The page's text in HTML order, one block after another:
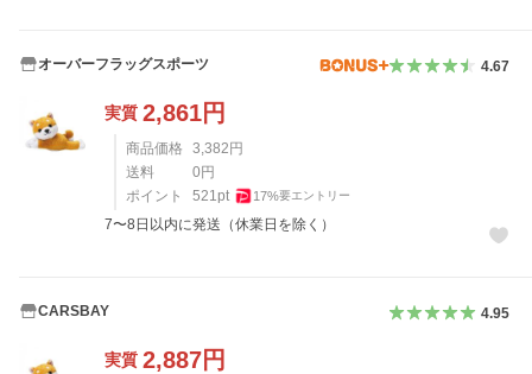
オーバーフラッグスポーツ 4.67
実質 2,861円
商品価格 3,382円
送料
0円
ポイント
521 pt 17%要エントリー
7〜8日以内に発送（休業日を除く）
CARSBAY 4.95
実質 2,887円